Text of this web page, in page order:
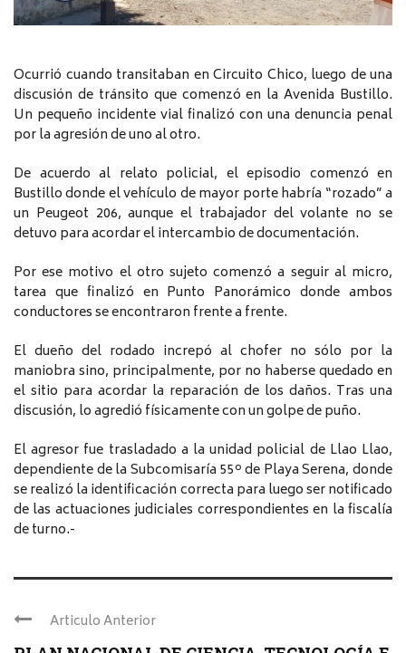
Ocurrió cuando transitaban en Circuito Chico, luego de una
discusión de tránsito que comenzó en la Avenida Bustillo.
Un pequeño incidente vial finalizó con una denuncia penal
por la agresión de uno al otro.
De acuerdo al relato policial, el episodio comenzó en
Bustillo donde el vehículo de mayor porte habría “rozado” a
un Peugeot 206, aunque el trabajador del volante no se
detuvo para acordar el intercambio de documentación.
Por ese motivo el otro sujeto comenzó a seguir al micro,
tarea que finalizó en Punto Panorámico donde ambos
conductores se encontraron frente a frente.
El dueño del rodado increpó al chofer no sólo por la
maniobra sino, principalmente, por no haberse quedado en
el sitio para acordar la reparación de los daños. Tras una
discusión, lo agredió físicamente con un golpe de puño.
El agresor fue trasladado a la unidad policial de Llao Llao,
dependiente de la Subcomisaría 55º de Playa Serena, donde
se realizó la identificación correcta para luego ser notificado
de las actuaciones judiciales correspondientes en la fiscalía
de turno.-
Articulo Anterior